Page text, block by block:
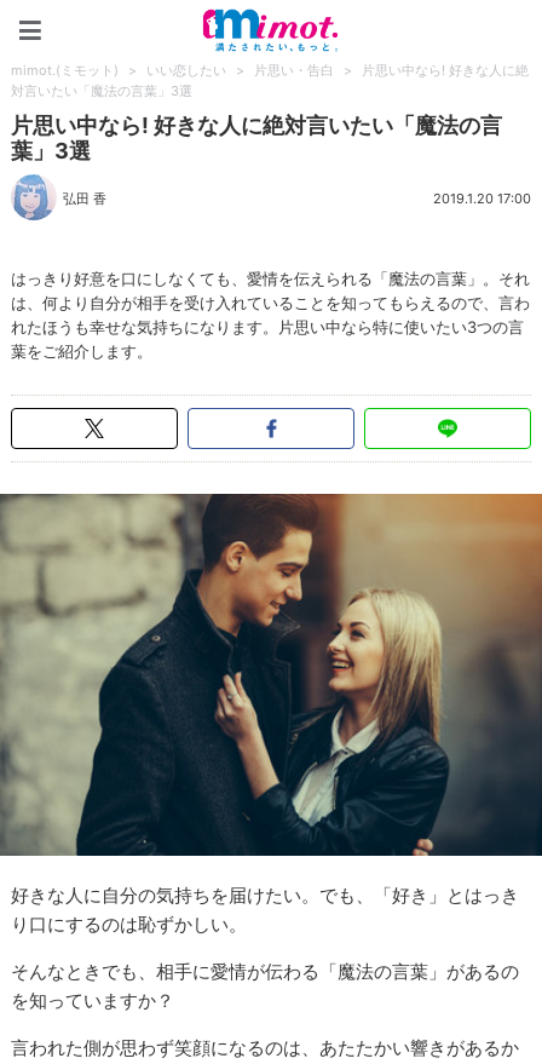
mimot.(ミモット) > いい恋したい > 片思い・告白 >
片思い中なら! 好きな人に絶
対言いたい「魔法の言葉」3選
片思い中なら! 好きな人に絶対言いたい「魔法の言
葉」3選
弘田 香 2019.1.20 17:00
はっきり好意を口にしなくても、愛情を伝えられる「魔法の言葉」。それ
は、何より自分が相手を受け入れていることを知ってもらえるので、言わ
れたほうも幸せな気持ちになります。片思い中なら特に使いたい3つの言
葉をご紹介します。
好きな人に自分の気持ちを届けたい。でも、「好き」とはっき
り口にするのは恥ずかしい。
そんなときでも、相手に愛情が伝わる「魔法の言葉」があるの
を知っていますか？
言われた側が思わず笑顔になるのは、あたたかい響きがあるか